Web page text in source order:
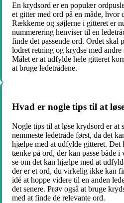
En krydsord er en populær
et gitter med ord på en måde, hvor
Rækkerne og søjlerne i gitteret er
nummerering henviser til en
finde det passende ord. Ordet skal
lodret retning og krydse med
Målet er at udfylde hele gitteret
at bruge ledetrådene.
Hvad er nogle tips til at
Nogle tips til at løse krydsord er at
nemmeste ledetråde først, da det
hjælpe med at udfylde gitteret. Det
tænke på ord, der kan passe både
se om det kan hjælpe med at
der er et ord, du virkelig ikke kan
idé at hoppe videre til en anden
det senere. Prøv også at bruge
med at finde de relevante ord.